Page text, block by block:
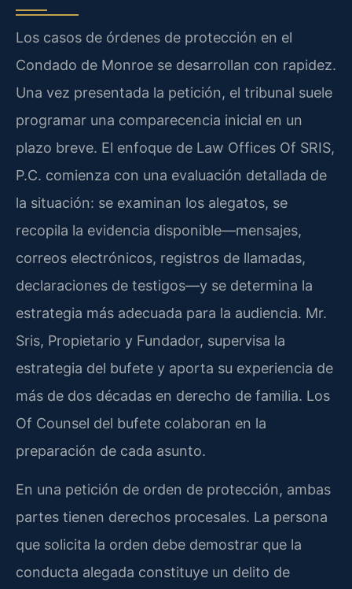
Los casos de órdenes de protección en el
Condado de Monroe se desarrollan con rapidez.
Una vez presentada la petición, el tribunal suele
programar una comparecencia inicial en un
plazo breve. El enfoque de Law Offices Of SRIS,
P.C. comienza con una evaluación detallada de
la situación: se examinan los alegatos, se
recopila la evidencia disponible—mensajes,
correos electrónicos, registros de llamadas,
declaraciones de testigos—y se determina la
estrategia más adecuada para la audiencia. Mr.
Sris, Propietario y Fundador, supervisa la
estrategia del bufete y aporta su experiencia de
más de dos décadas en derecho de familia. Los
Of Counsel del bufete colaboran en la
preparación de cada asunto.
En una petición de orden de protección, ambas
partes tienen derechos procesales. La persona
que solicita la orden debe demostrar que la
conducta alegada constituye un delito de